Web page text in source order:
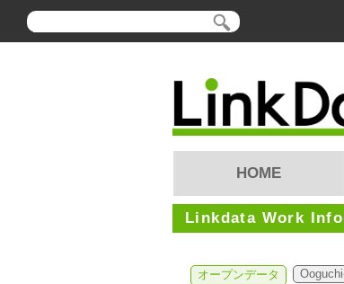
HOME
Linkdata Work
オープンデータ